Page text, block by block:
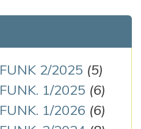
FUNK 2/2025 (5)
FUNK. 1/2025 (6)
FUNK. 1/2026 (6)